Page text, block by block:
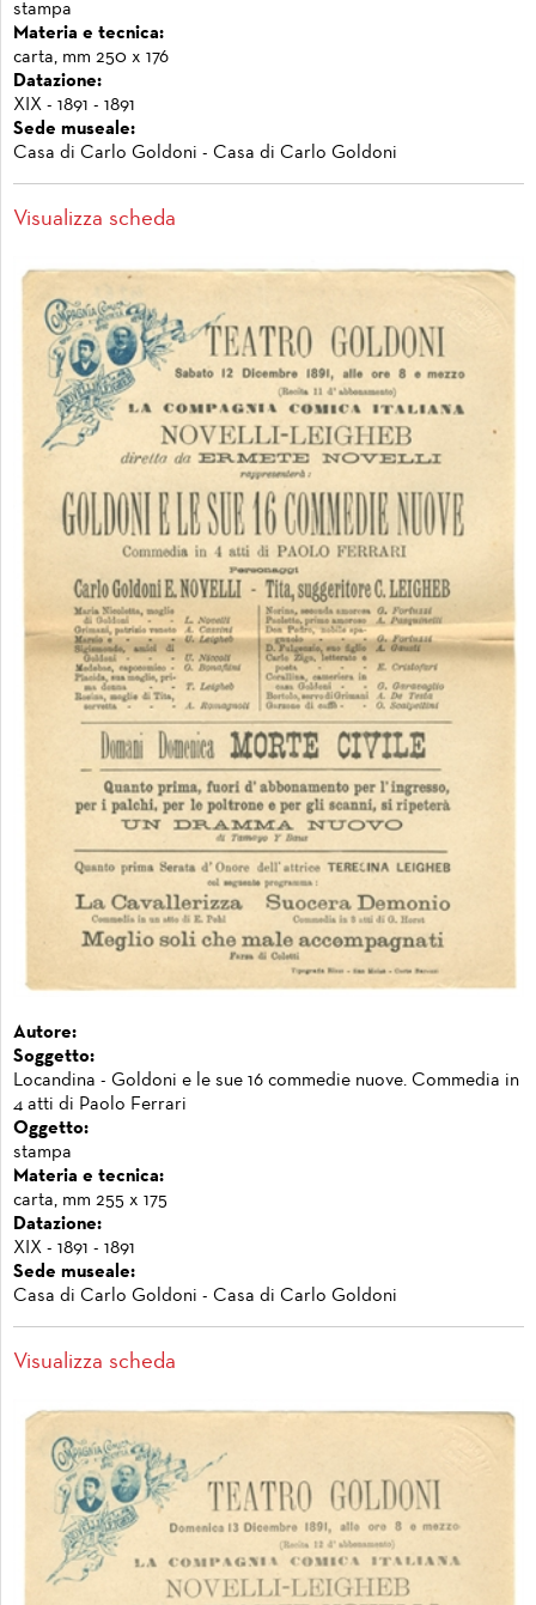
stampa
Materia e tecnica:
carta, mm 250 x 176
Datazione:
XIX - 1891 - 1891
Sede museale:
Casa di Carlo Goldoni - Casa di Carlo Goldoni
Visualizza scheda
Autore:
Soggetto:
Locandina - Goldoni e le sue 16 commedie nuove. Commedia in
4 atti di Paolo Ferrari
Oggetto:
stampa
Materia e tecnica:
carta, mm 255 x 175
Datazione:
XIX - 1891 - 1891
Sede museale:
Casa di Carlo Goldoni - Casa di Carlo Goldoni
Visualizza scheda